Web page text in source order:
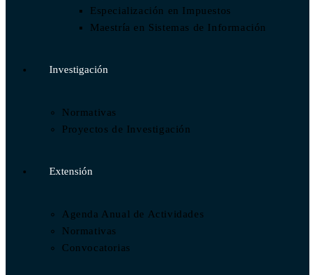
Especialización en Impuestos​
Maestría en Sistemas de Información
Investigación
Normativas
Proyectos de Investigación
Extensión
Agenda Anual de Actividades
Normativas
Convocatorias